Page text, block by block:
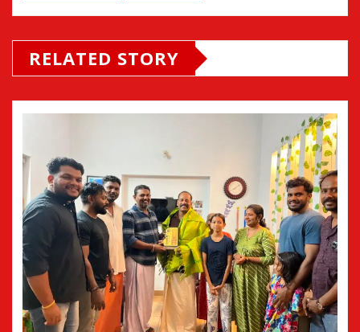
RELATED STORY